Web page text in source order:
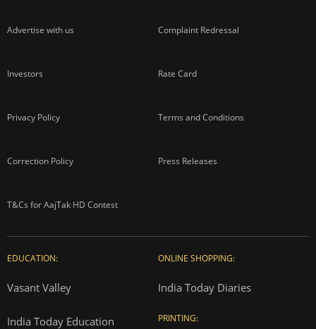
Advertise with us Complaint Redressal
Investors Rate Card
Privacy Policy Terms and Conditions
Correction Policy Press Releases
T&Cs for AajTak HD Contest
EDUCATION:
Vasant Valley
India Today Education
ONLINE SHOPPING:
India Today Diaries
PRINTING: